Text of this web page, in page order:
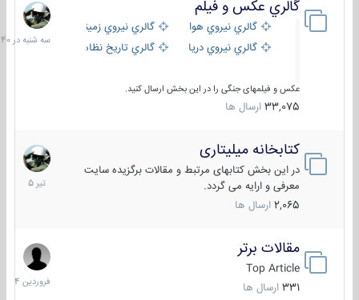
گالري عكس و فيلم
گالري نيروي هوايي
گالري نيروي زميني
گالري نيروي دريايي
گالري تاریخ نظامی
عکس و فیلمهای جنگی را در این بخش ارسال کنید.
33,075 ارسال ها
سه
شنبه
در
کتابخانه میلیتاری
در این بخش کتابهای مرتبط و مقالات برگزیده سایت
معرفی و ارایه می گردد.
2,065 ارسال ها
16
تیر
1405
مقالات برتر
Top Article
331 ارسال ها
29
فروردین
1404